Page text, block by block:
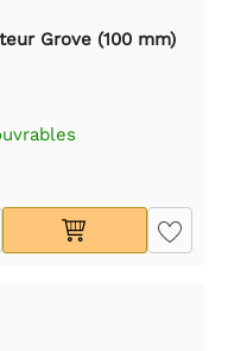
Grove (100 mm)